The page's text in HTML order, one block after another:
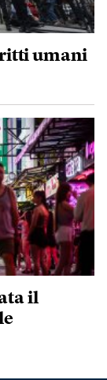
umani
il